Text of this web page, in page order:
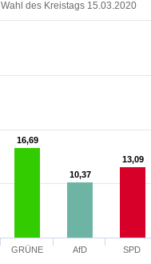
Wahl des Kreistags 15.03.2020
16,69
16,69
10,37
10,37
13,09
13,09
GRÜNE AfD SPD